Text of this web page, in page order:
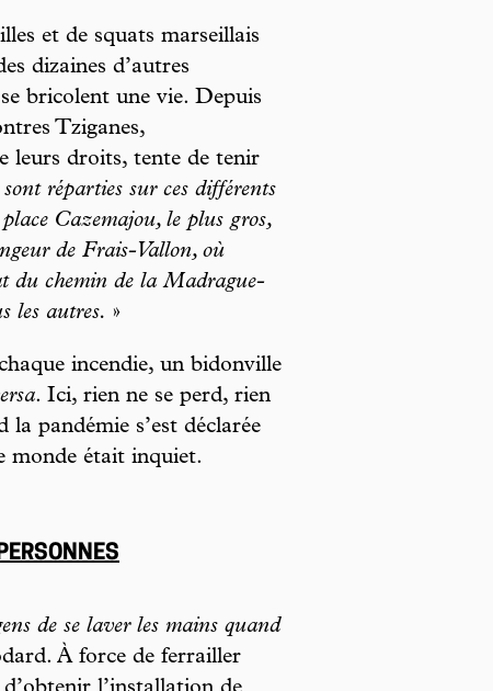
et de squats marseillais
dizaines d’autres
bricolent une vie. Depuis
Tziganes,
leurs droits, tente de tenir
réparties sur ces différents
Cazemajou, le plus gros,
de Frais-Vallon, où
du chemin de la Madrague-
les autres. »
incendie, un bidonville
. Ici, rien ne se perd, rien
pandémie s’est déclarée
monde était inquiet.
de se laver les mains quand
À force de ferrailler